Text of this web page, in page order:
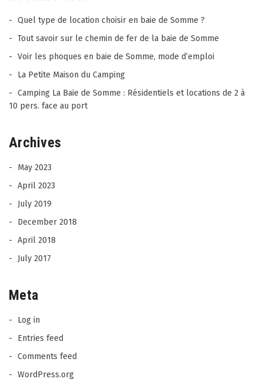
Quel type de location choisir en baie de Somme ?
Tout savoir sur le chemin de fer de la baie de Somme
Voir les phoques en baie de Somme, mode d’emploi
La Petite Maison du Camping
Camping La Baie de Somme : Résidentiels et locations de 2 à
10 pers. face au port
Archives
May 2023
April 2023
July 2019
December 2018
April 2018
July 2017
Meta
Log in
Entries feed
Comments feed
WordPress.org